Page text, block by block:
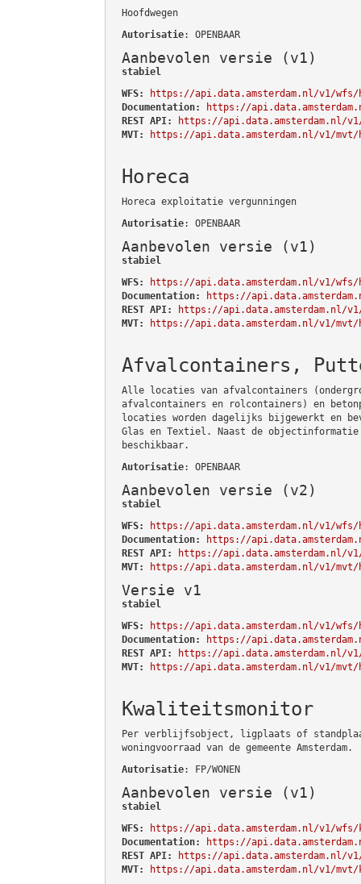
Hoofdwegen
Autorisatie: OPENBAAR
Aanbevolen versie (v1)
stabiel
WFS:
https://api.data.amsterdam.nl/v1/wfs/
Documentation:
https://
REST API:
https://api.data.amsterdam.nl/
MVT:
https://api.data.amsterdam.nl/v1/mvt/
Horeca
Horeca exploitatie vergunningen
Autorisatie: OPENBAAR
Aanbevolen versie (v1)
stabiel
WFS:
https://api.data.amsterdam.nl/v1/wfs/
Documentation:
https://
REST API:
https://api.data.amsterdam.nl/
MVT:
https://api.data.amsterdam.nl/v1/mvt/
Afvalcontainers,
Alle locaties van afvalcontainers
afvalcontainers en rolcontainers) en
locaties worden dagelijks bijgewerkt en
Glas en Textiel. Naast de objectinformatie
beschikbaar.
Autorisatie: OPENBAAR
Aanbevolen versie (v2)
stabiel
WFS:
https://api.data.amsterdam.nl/v1/
Documentation:
https://
REST API:
https://api.data.amsterdam.nl/
MVT:
https://api.data.amsterdam.nl/v1/
Versie v1
stabiel
WFS:
https://api.data.amsterdam.nl/v1/
Documentation:
https://
REST API:
https://api.data.amsterdam.nl/
MVT:
https://api.data.amsterdam.nl/v1/
Kwaliteitsmonitor
Per verblijfsobject, ligplaats of
woningvoorraad van de gemeente Amsterdam.
Autorisatie: FP/WONEN
Aanbevolen versie (v1)
stabiel
WFS:
https://api.data.amsterdam.nl/v1/
Documentation:
https://
REST API:
https://api.data.amsterdam.nl/
MVT:
https://api.data.amsterdam.nl/v1/